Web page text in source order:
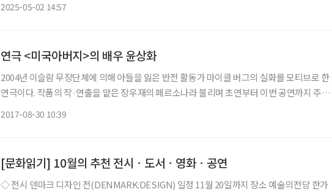
2025-05-02 14:57
연극 <미국아버지>의 배우 윤상화
2004년 이슬람 무장단체에 의해 아들을 잃은 반전 활동가 마이클 버그의 실화를 모티브로 한
연극이다. 작품의 작·연출을 맡은 장우재의 페르소나라 불리며 초연부터 이번 공연까지 주인
2017-08-30 10:39
[문화읽기] 10월의 추천 전시ㆍ도서ㆍ영화ㆍ공연
◇ 전시 덴마크 디자인 전(DENMARK:DESIGN) 일정 11월 20일까지 장소 예술의전당 한가